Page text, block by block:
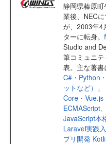
静岡県榛原
業後、NEC
が、2003年4
ターに転身。
Studio and
筆コミュニテ
表。主な著書
C#・Python
ットなど）
Core・Vue.js
ECMAScript
JavaScript本
Laravel実践
プリ開発